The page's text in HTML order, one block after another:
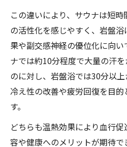
サウナ岩盤浴で代謝
冷え性改善に効果的
サウナ併用で自律神経を
サウナ岩盤浴の併用
サウナと岩盤浴でス
サウナ岩盤浴の違い
サウナ岩盤浴併用で
この違いにより、サウナは短
の活性化を感じやすく、岩盤
果や副交感神経の優位化に向
ナでは約10分程度で大量の汗
のに対し、岩盤浴では30分以上
冷え性の改善や疲労回復を目
す。
どちらも温熱効果により血行
容や健康へのメリットが期待